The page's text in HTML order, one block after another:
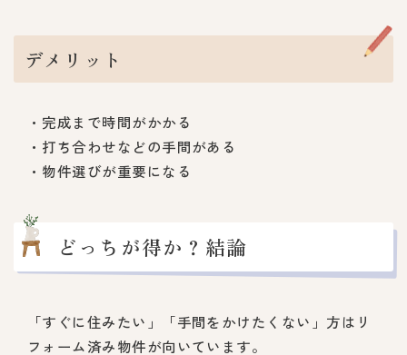
デメリット
・完成まで時間がかかる
・打ち合わせなどの手間がある
・物件選びが重要になる
どっちが得か？結論
「すぐに住みたい」「手間をかけたくない」方はリ
フォーム済み物件が向いています。